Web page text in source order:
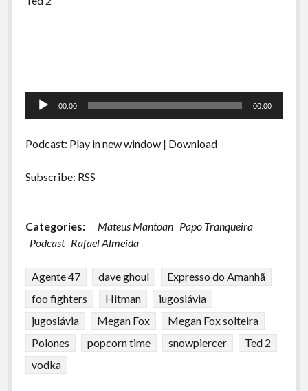
Tocador
00:00 00:00
Podcast: Play in new window| Download
Subscribe: RSS
Categories: Mateus Mantoan Papo Tranqueira
Podcast Rafael Almeida
Agente 47 dave ghoul
Expresso do Amanhã
foo fighters
Hitman
iugoslávia
jugoslávia
Megan Fox
Megan Fox solteira
Polones
popcorn time snowpiercer
Ted 2
vodka